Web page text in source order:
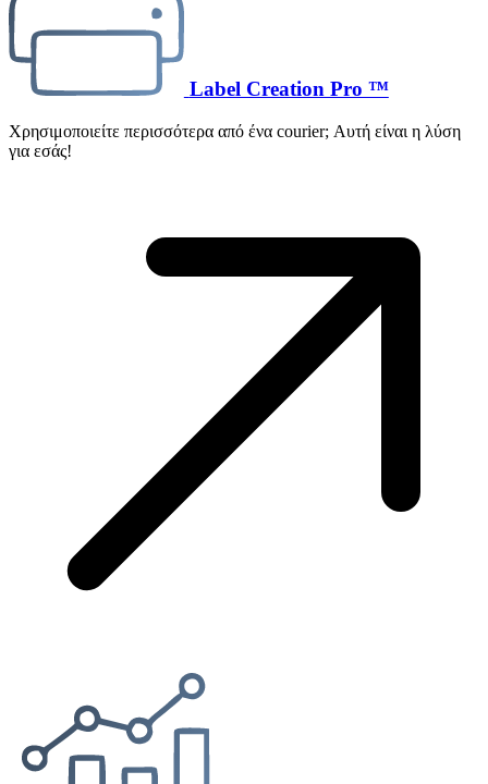
Label Creation Pro ™
Χρησιμοποιείτε περισσότερα από ένα courier; Αυτή είναι η λύση
για εσάς!